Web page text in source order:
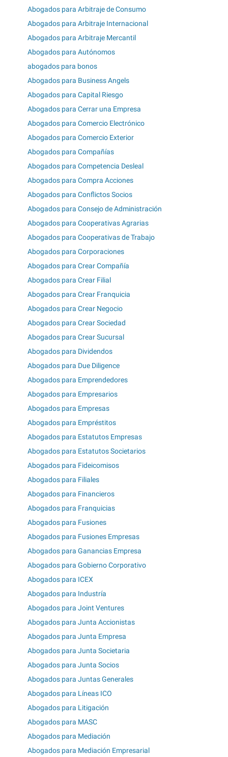
Abogados para Arbitraje de Consumo
Abogados para Arbitraje Internacional
Abogados para Arbitraje Mercantil
Abogados para Autónomos
abogados para bonos
Abogados para Business Angels
Abogados para Capital Riesgo
Abogados para Cerrar una Empresa
Abogados para Comercio Electrónico
Abogados para Comercio Exterior
Abogados para Compañías
Abogados para Competencia Desleal
Abogados para Compra Acciones
Abogados para Conflictos Socios
Abogados para Consejo de Administración
Abogados para Cooperativas Agrarias
Abogados para Cooperativas de Trabajo
Abogados para Corporaciones
Abogados para Crear Compañía
Abogados para Crear Filial
Abogados para Crear Franquicia
Abogados para Crear Negocio
Abogados para Crear Sociedad
Abogados para Crear Sucursal
Abogados para Dividendos
Abogados para Due Diligence
Abogados para Emprendedores
Abogados para Empresarios
Abogados para Empresas
Abogados para Empréstitos
Abogados para Estatutos Empresas
Abogados para Estatutos Societarios
Abogados para Fideicomisos
Abogados para Filiales
Abogados para Financieros
Abogados para Franquicias
Abogados para Fusiones
Abogados para Fusiones Empresas
Abogados para Ganancias Empresa
Abogados para Gobierno Corporativo
Abogados para ICEX
Abogados para Industría
Abogados para Joint Ventures
Abogados para Junta Accionistas
Abogados para Junta Empresa
Abogados para Junta Societaria
Abogados para Junta Socios
Abogados para Juntas Generales
Abogados para Líneas ICO
Abogados para Litigación
Abogados para MASC
Abogados para Mediación
Abogados para Mediación Empresarial